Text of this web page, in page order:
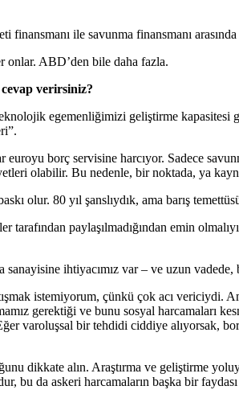
ile savunma finansmanı
onlar. ABD’den bile daha fazla.
verirsiniz?
egemenliğimizi geliştirme
borç servisine harcıyor. Sadece
olabilir. Bu nedenle, bir noktada, ya
olur. 80 yıl şanslıydık, ama barış
tarafından paylaşılmadığından emin
ihtiyacımız var – ve uzun
istemiyorum, çünkü çok acı vericiydi.
gerektiği ve bunu sosyal harcamaları
varoluşsal bir tehdidi ciddiye alıyorsak,
dikkate alın. Araştırma ve geliştirme
bu da askeri harcamaların başka bir